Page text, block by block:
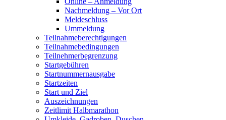
Nachmeldung – Vor Ort
Meldeschluss
Ummeldung
Teilnahmeberechtigungen
Teilnahmebedingungen
Teilnehmerbegrenzung
Startgebühren
Startnummernausgabe
Startzeiten
Start und Ziel
Auszeichnungen
Zeitlimit Halbmarathon